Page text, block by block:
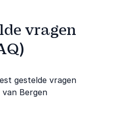
vragen
gestelde vragen
Bergen